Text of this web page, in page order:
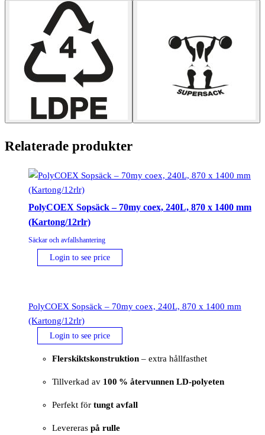
Relaterade produkter
PolyCOEX Sopsäck – 70my coex, 240L, 870 x 1400 mm
(Kartong/12rlr)
Säckar och avfallshantering
Login to see price
PolyCOEX Sopsäck – 70my coex, 240L, 870 x 1400 mm
(Kartong/12rlr)
Login to see price
Flerskiktskonstruktion – extra hållfasthet
Tillverkad av 100 % återvunnen LD-polyeten
Perfekt för tungt avfall
Levereras på rulle